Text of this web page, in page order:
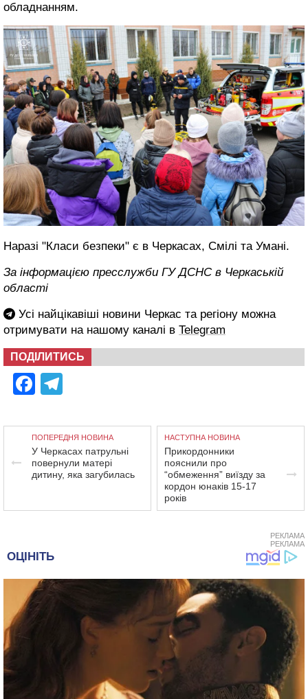
обладнанням.
Наразі "Класи безпеки" є в Черкасах, Смілі та Умані.
За інформацією пресслужби ГУ ДСНС в Черкаській
області
Усі найцікавіші новини Черкас та регіону можна
отримувати на нашому каналі в Telegram
ПОДІЛИТИСЬ
Facebook
ПОПЕРЕДНЯ НОВИНА
У Черкасах патрульні
повернули матері
дитину, яка загубилась
НАСТУПНА НОВИНА
Прикордонники
пояснили про
“обмеження” виїзду за
кордон юнаків 15-17
років
РЕКЛАМА
РЕКЛАМА